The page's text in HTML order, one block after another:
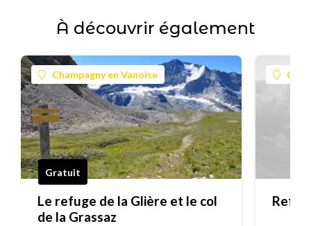
À découvrir également
Champagny en Vanoise
Gratuit
Le refuge de la Glière et le col
de la Grassaz